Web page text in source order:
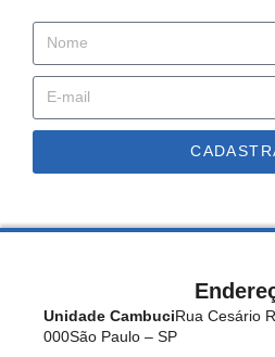
Unidade CambuciRua Cesário
000São Paulo – SP